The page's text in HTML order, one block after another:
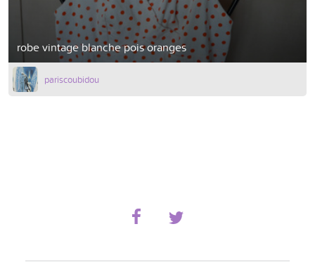
robe vintage blanche pois oranges
pariscoubidou